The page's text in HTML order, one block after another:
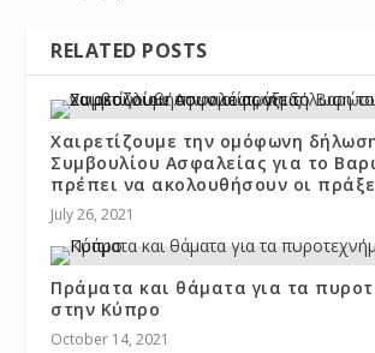
RELATED POSTS
Χαιρετίζουμε την ομόφωνη
Συμβουλίου Ασφαλείας για το
πρέπει να ακολουθήσουν οι
July 26, 2021
Πράματα και θάματα για τα
στην Κύπρο
October 14, 2021